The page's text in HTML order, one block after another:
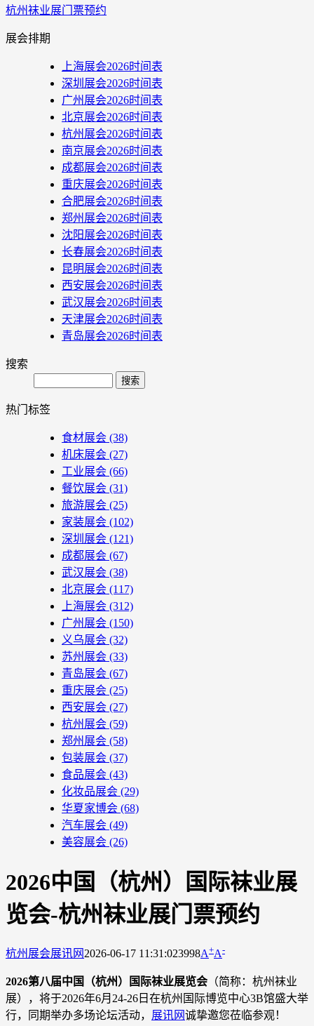
杭州袜业展门票预约
展会排期
上海展会2026时间表
深圳展会2026时间表
广州展会2026时间表
北京展会2026时间表
杭州展会2026时间表
南京展会2026时间表
成都展会2026时间表
重庆展会2026时间表
合肥展会2026时间表
郑州展会2026时间表
沈阳展会2026时间表
长春展会2026时间表
昆明展会2026时间表
西安展会2026时间表
武汉展会2026时间表
天津展会2026时间表
青岛展会2026时间表
搜索
Search
热门标签
食材展会 (38)
机床展会 (27)
工业展会 (66)
餐饮展会 (31)
旅游展会 (25)
家装展会 (102)
深圳展会 (121)
成都展会 (67)
武汉展会 (38)
北京展会 (117)
上海展会 (312)
广州展会 (150)
义乌展会 (32)
苏州展会 (33)
青岛展会 (67)
重庆展会 (25)
西安展会 (27)
杭州展会 (59)
郑州展会 (58)
包装展会 (37)
食品展会 (43)
化妆品展会 (29)
华夏家博会 (68)
汽车展会 (49)
美容展会 (26)
2026中国（杭州）国际袜业展
览会-杭州袜业展门票预约
杭州展会展讯网 2026-06-17 11:31:023998A+A-
2026第八届中国（杭州）国际袜业展览会 （简称：杭州袜业
展），将于2026年6月24-26日在杭州国际博览中心3B馆盛大举
行，同期举办多场论坛活动， 展讯网诚挚邀您莅临参观！